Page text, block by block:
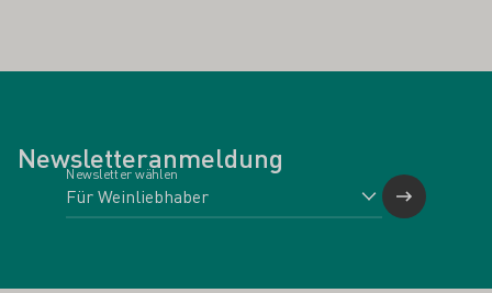
Newsletteranmeldung
Newsletter wählen